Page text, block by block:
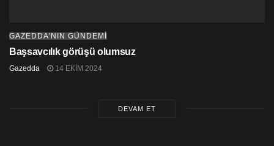
GAZEDDA'NIN GÜNDEMİ
Başsavcılık görüşü olumsuz
Gazedda 14 EKIM 2024
DEVAM ET